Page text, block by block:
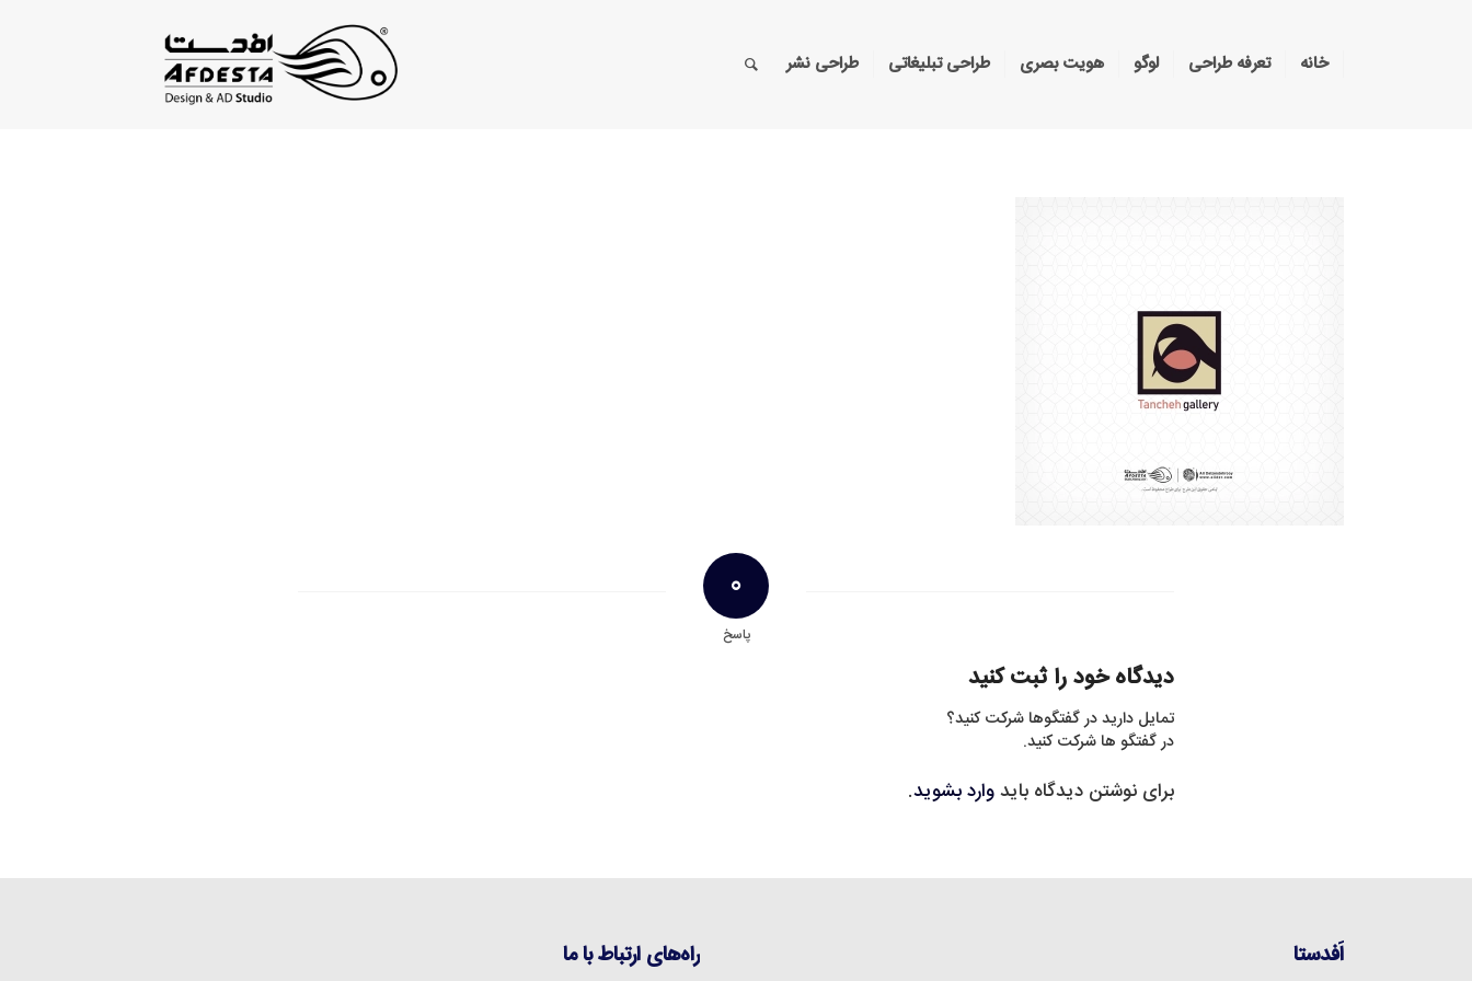
خانه تعرفه طراحی لوگو هویت بصری طراحی تبلیغاتی طراحی نشر
0
پاسخ
دیدگاه خود را ثبت کنید
تمایل دارید در گفتگوها شرکت کنید؟
در گفتگو ها شرکت کنید.
برای نوشتن دیدگاه بایدوارد بشوید.
اَفدستا راه‌های ارتباط با ما